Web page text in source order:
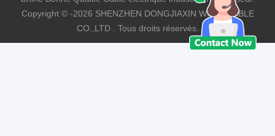
Copyright © -2026 SHENZHEN DONGJIAXIN WIRE&CABLE
CO.,LTD . Tous droits réservés.